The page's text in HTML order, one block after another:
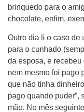
brinquedo para o
chocolate, enfim,
Outro dia li o caso de
para o cunhado
da esposa, e
nem mesmo foi pago
que não tinha
pago quando puder”,
mão. No mês